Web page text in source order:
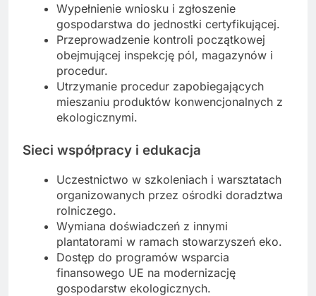
Wypełnienie wniosku i zgłoszenie
gospodarstwa do jednostki certyfikującej.
Przeprowadzenie kontroli początkowej
obejmującej inspekcję pól, magazynów i
procedur.
Utrzymanie procedur zapobiegających
mieszaniu produktów konwencjonalnych z
ekologicznymi.
Sieci współpracy i edukacja
Uczestnictwo w szkoleniach i warsztatach
organizowanych przez ośrodki doradztwa
rolniczego.
Wymiana doświadczeń z innymi
plantatorami w ramach stowarzyszeń eko.
Dostęp do programów wsparcia
finansowego UE na modernizację
gospodarstw ekologicznych.